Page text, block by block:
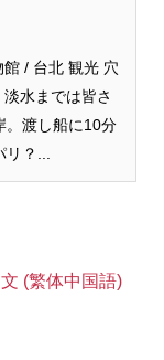
館 / 台北 観光 穴
水までは皆さ
。渡し船に10分
？...
(繁体中国語)